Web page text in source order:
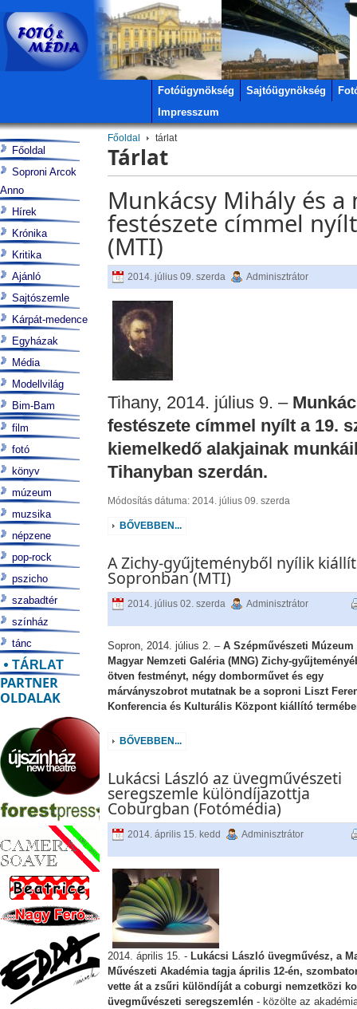
Fotóügynökség Sajtóügynökség
Impresszum
Főoldal tárlat
Tárlat
Munkácsy Mihály és
festészete címmel
(MTI)
2014. július 09. szerda Adminisztrátor
Tihany, 2014. július 9. –
festészete címmel nyílt a 19.
kiemelkedő alakjainak
Tihanyban szerdán.
Módosítás dátuma: 2014. július 09. szerda
BŐVEBBEN...
A Zichy-gyűjteményből nyílik
Sopronban (MTI)
2014. július 02. szerda Adminisztrátor
Sopron, 2014. július 2. – A Szépművészeti Múzeum
Magyar Nemzeti Galéria (MNG) Zichy-
ötven festményt, négy domborművet és egy
márványszobrot mutatnak be a soproni Liszt
Konferencia és Kulturális Központ kiállító
BŐVEBBEN...
Lukácsi László az üvegművészeti
seregszemle különdíjazottja
Coburgban (Fotómédia)
2014. április 15. kedd Adminisztrátor
2014. április 15. - Lukácsi László üvegművész, a
Művészeti Akadémia tagja április 12-én,
vette át a zsűri különdíját a coburgi nemzetközi
üvegművészeti seregszemlén- közölte az
Főoldal
Soproni Arcok
Anno
Hírek
Krónika
Kritika
Ajánló
Sajtószemle
Kárpát-medence
Egyházak
Média
Modellvilág
Bim-Bam
film
fotó
könyv
múzeum
muzsika
népzene
pop-rock
pszicho
szabadtér
színház
tánc
TÁRLAT
PARTNER
OLDALAK